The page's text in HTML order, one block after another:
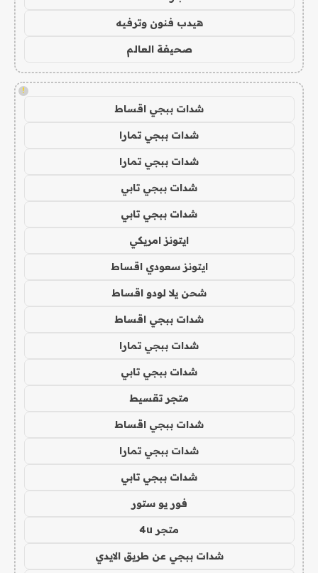
هيدب فنون وترفيه
صحيفة العالم
!
شدات ببجي اقساط
شدات ببجي تمارا
شدات ببجي تمارا
شدات ببجي تابي
شدات ببجي تابي
ايتونز امريكي
ايتونز سعودي اقساط
شحن يلا لودو اقساط
شدات ببجي اقساط
شدات ببجي تمارا
شدات ببجي تابي
متجر تقسيط
شدات ببجي اقساط
شدات ببجي تمارا
شدات ببجي تابي
فور يو ستور
متجر 4u
شدات ببجي عن طريق الايدي